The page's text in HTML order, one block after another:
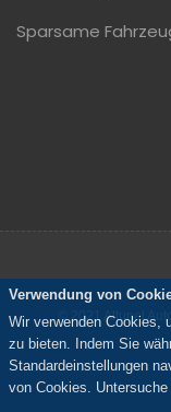
Sparsame
© 2021 Altunel
Verwendung von
Wir verwenden Cookies,
zu bieten. Indem Sie
Standardeinstellungen
von Cookies. Untersuche